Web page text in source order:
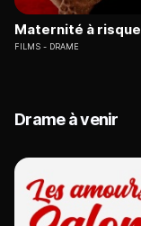
Maternité à risque
FILMS DRAME
Drame à venir